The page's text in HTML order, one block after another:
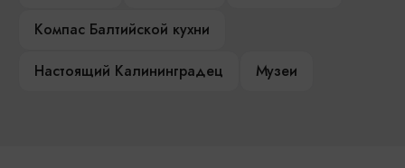
Компас Балтийской кухни
Настоящий Калининградец
Музеи